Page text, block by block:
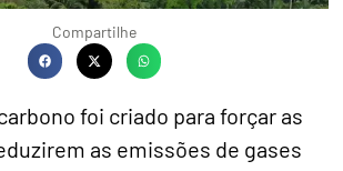
Compartilhe
foi criado para forçar as
as emissões de gases